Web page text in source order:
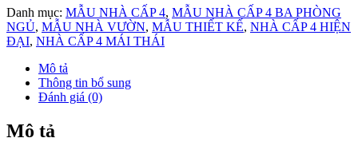
Danh mục: MẪU NHÀ CẤP 4, MẪU NHÀ CẤP 4 BA PHÒNG
NGỦ, MẪU NHÀ VƯỜN, MẪU THIẾT KẾ, NHÀ CẤP 4 HIỆN
ĐẠI, NHÀ CẤP 4 MÁI THÁI
Mô tả
Thông tin bổ sung
Đánh giá (0)
Mô tả